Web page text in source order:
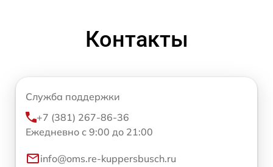
Контакты
Служба поддержки
+7 (381) 267-86-36
Ежедневно с 9:00 до 21:00
info@oms.re-kuppersbusch.ru